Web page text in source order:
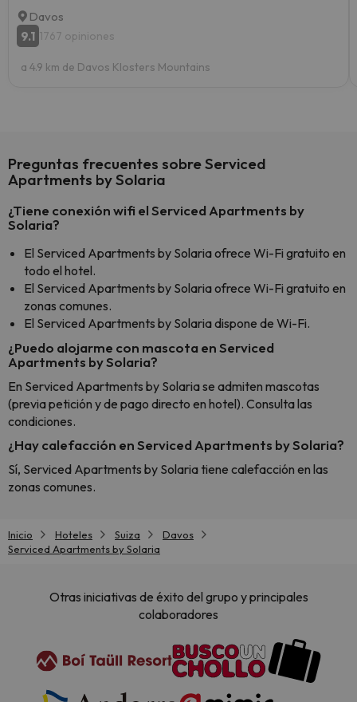
Davos
9.1 1767 opiniones
a 4.9 km de Davos Klosters Mountains
Preguntas frecuentes sobre Serviced
Apartments by Solaria
¿Tiene conexión wifi el Serviced Apartments by
Solaria?
El Serviced Apartments by Solaria ofrece Wi-Fi gratuito en
todo el hotel.
El Serviced Apartments by Solaria ofrece Wi-Fi gratuito en
zonas comunes.
El Serviced Apartments by Solaria dispone de Wi-Fi.
¿Puedo alojarme con mascota en Serviced
Apartments by Solaria?
En Serviced Apartments by Solaria se admiten mascotas
(previa petición y de pago directo en hotel). Consulta las
condiciones.
¿Hay calefacción en Serviced Apartments by Solaria?
Sí, Serviced Apartments by Solaria tiene calefacción en las
zonas comunes.
Inicio Hoteles Suiza
Davos
Serviced Apartments by Solaria
Otras iniciativas de éxito del grupo y principales
colaboradores